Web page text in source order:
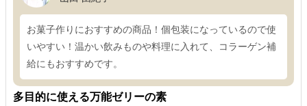
お菓子作りにおすすめの商品！個包装になっているので使
いやすい！温かい飲みものや料理に入れて、コラーゲン補
給にもおすすめです。
多目的に使える万能ゼリーの素